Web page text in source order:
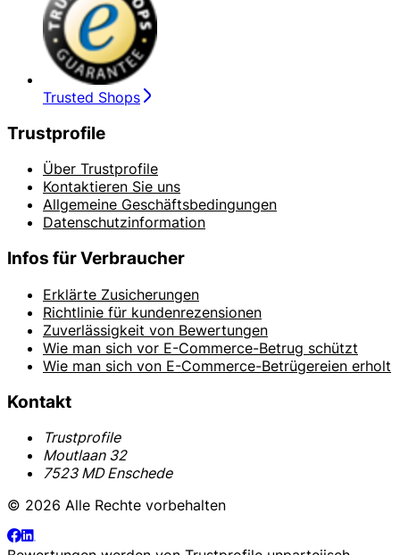
Trusted Shops
Trustprofile
Über Trustprofile
Kontaktieren Sie uns
Allgemeine Geschäftsbedingungen
Datenschutzinformation
Infos für Verbraucher
Erklärte Zusicherungen
Richtlinie für kundenrezensionen
Zuverlässigkeit von Bewertungen
Wie man sich vor E-Commerce-Betrug schützt
Wie man sich von E-Commerce-Betrügereien erholt
Kontakt
Trustprofile
Moutlaan 32
7523 MD Enschede
© 2026 Alle Rechte vorbehalten